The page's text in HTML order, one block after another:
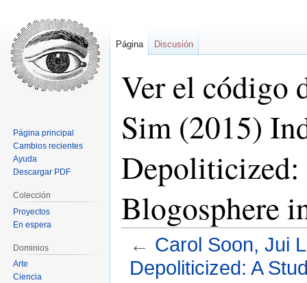
Ver el código
Sim (2015)
Depoliticized:
Blogosphere
← Carol Soon, Jui
Depoliticized: A
Página Discusión
Página principal
Cambios recientes
Ayuda
Descargar PDF
Colección
Proyectos
En espera
Dominios
Arte
Ciencia